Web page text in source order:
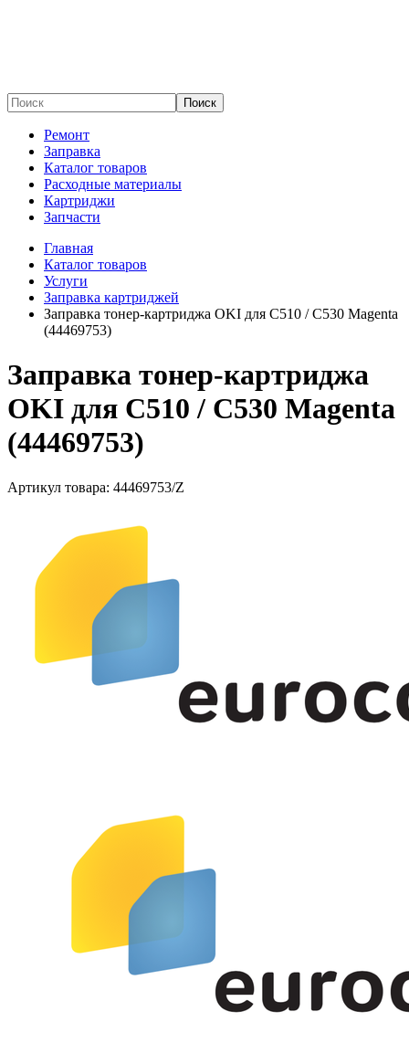
Поиск
Ремонт
Заправка
Каталог товаров
Расходные материалы
Картриджи
Запчасти
Главная
Каталог товаров
Услуги
Заправка картриджей
Заправка тонер-картриджа OKI для C510 / C530 Magenta
(44469753)
Заправка тонер-картриджа
OKI для C510 / C530 Magenta
(44469753)
Артикул товара: 44469753/Z